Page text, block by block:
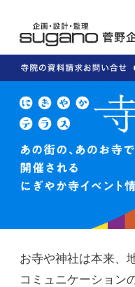
お寺や神社は本来、
コミュニケーション